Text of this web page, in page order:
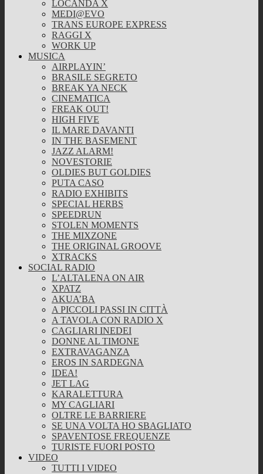
LOCANDA X
MEDI@EVO
TRANS EUROPE EXPRESS
RAGGI X
WORK UP
MUSICA
AIRPLAYIN’
BRASILE SEGRETO
BREAK YA NECK
CINEMATICA
FREAK OUT!
HIGH FIVE
IL MARE DAVANTI
IN THE BASEMENT
JAZZ ALARM!
NOVESTORIE
OLDIES BUT GOLDIES
PUTA CASO
RADIO EXHIBITS
SPECIAL HERBS
SPEEDRUN
STOLEN MOMENTS
THE MIXZONE
THE ORIGINAL GROOVE
XTRACKS
SOCIAL RADIO
L’ALTALENA ON AIR
XPATZ
AKUA’BA
A PICCOLI PASSI IN CITTÀ
A TAVOLA CON RADIO X
CAGLIARI INEDEI
DONNE AL TIMONE
EXTRAVAGANZA
EROS IN SARDEGNA
IDEA!
JET LAG
KARALETTURA
MY CAGLIARI
OLTRE LE BARRIERE
SE UNA VOLTA HO SBAGLIATO
SPAVENTOSE FREQUENZE
TURISTE FUORI POSTO
VIDEO
TUTTI I VIDEO